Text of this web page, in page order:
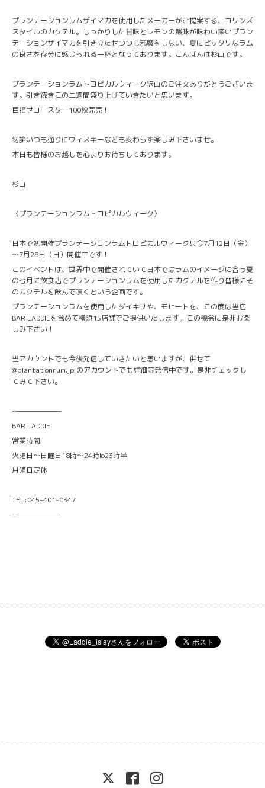
プランテーションラムザイマカを使用したメーカーがご提案する、コリンズ
スタイルのカクテル。しっかりした甘味とレモンの酸味が味わい深いプラン
テーションザイマカを引き立たせつつも邪魔をしない、夏にピッタリなラム
の良さを存分に感じられる一杯となっております。こんばんは杉山です。
プランテーションラムトロピカルウィーク沢山のご注文ありがとうございま
す。引き続きこの二週間盛り上げていきたいと思います。
目指せコースター100枚完売！
勿論いつも通りにウィスキーなども変わらず楽しみ下さいませ。
本日も皆様のお越しを心よりお待ちしております。
杉山
〈プランテーションラムトロピカルウィーク〉
日本で初開催プランテーションラムトロピカルウィーク只今7月12日（金）
～7月28日（日）開催中です！
このイベントは、世界中で開催されていて日本ではラムのイメージに合う夏
の七月に飲食店でプランテーションラムを使用したカクテルを作り皆様にそ
のカクテルを飲んで頂くという企画です。
プランテーションラムを使用したダイキリや、モヒートを、この度は当店
BAR LADDIEを含めて横浜15店舗でご提供いたします。この機会に是非お楽
しみ下さい！
当アカウントでも今後発信していきたいと思いますが、併せて
@plantationrum.jp のアカウントでも詳細等発信中です。是非チェックし
てみて下さい。
-———————
BAR LADDIE
営業時間
火曜日〜日曜日18時〜24時lo23時半
月曜日定休
TEL:045-401-0347
-———————